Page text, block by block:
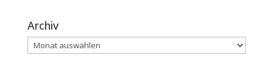
Archiv